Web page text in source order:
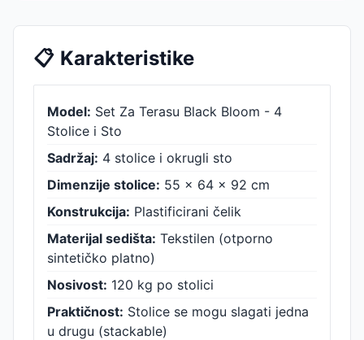
📋 Karakteristike
Model: Set Za Terasu Black Bloom - 4
Stolice i Sto
Sadržaj: 4 stolice i okrugli sto
Dimenzije stolice: 55 x 64 x 92 cm
Konstrukcija: Plastificirani čelik
Materijal sedišta: Tekstilen (otporno
sintetičko platno)
Nosivost: 120 kg po stolici
Praktičnost: Stolice se mogu slagati jedna
u drugu (stackable)